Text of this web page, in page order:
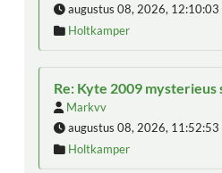
augustus 08, 2026, 12:10:03
Holtkamper
Re: Kyte 2009 mysterieus
Markvv
augustus 08, 2026, 11:52:53
Holtkamper